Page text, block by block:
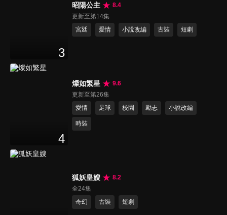
3
昭陽公主
8.4
更新至第14集
宮廷
愛情 小說改編 古裝 短劇
4
燦如繁星
9.6
更新至第26集
愛情
足球 校園 勵志 小說改編
時裝
狐妖皇嫂
8.2
全24集
奇幻
古裝 短劇